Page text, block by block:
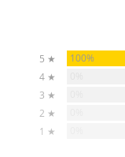
5 ★ 100%
4 ★
3 ★
2 ★
1 ★